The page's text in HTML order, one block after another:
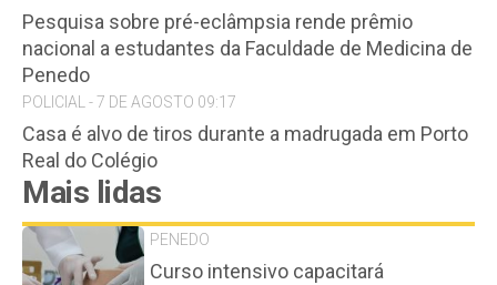
Pesquisa sobre pré-eclâmpsia rende prêmio
nacional a estudantes da Faculdade de Medicina de
Penedo
POLICIAL - 7 DE AGOSTO 09:17
Casa é alvo de tiros durante a madrugada em Porto
Real do Colégio
Mais lidas
PENEDO
Curso intensivo capacitará